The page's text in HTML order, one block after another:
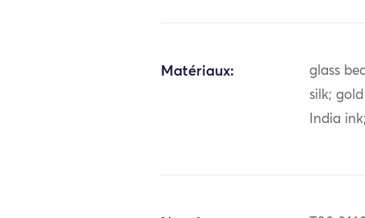
Matériaux:
glass
silk;
India